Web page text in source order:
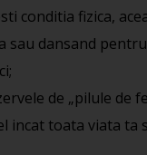
conditia fizica,
sau dansand
de „pilule de
incat toata viata ta